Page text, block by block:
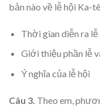
bản nào về lễ hội Ka-
Thời gian diễn ra lễ
Giới thiệu phần lễ
Ý nghĩa của lễ hội
Câu 3. Theo em,